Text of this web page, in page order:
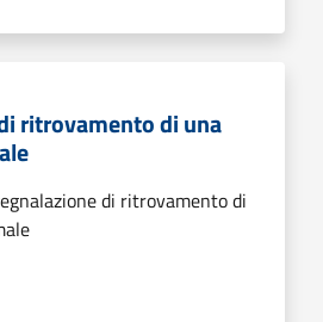
ritrovamento di una
di ritrovamento di